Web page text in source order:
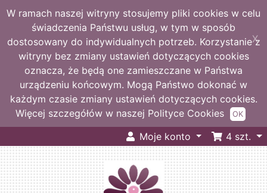
W ramach naszej witryny stosujemy pliki cookies w celu
świadczenia Państwu usług, w tym w sposób
dostosowany do indywidualnych potrzeb. Korzystanie z
witryny bez zmiany ustawień dotyczących cookies
oznacza, że będą one zamieszczane w Państwa
urządzeniu końcowym. Mogą Państwo dokonać w
każdym czasie zmiany ustawień dotyczących cookies.
Więcej szczegółów w naszej Polityce Cookies
X
OK
Moje konto 4 szt.